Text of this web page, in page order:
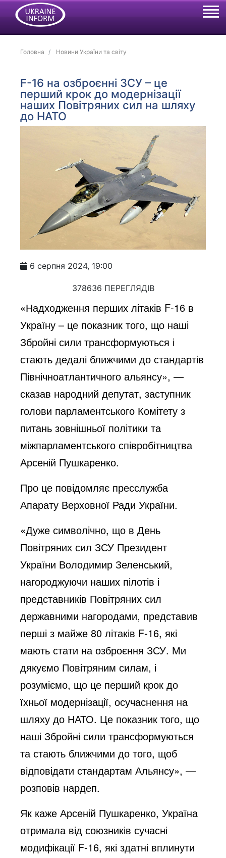
Головна Новини України та світу
F-16 на озброєнні ЗСУ – це
перший крок до модернізації
наших Повітряних сил на шляху
до НАТО
6 серпня 2024, 19:00
378636 ПЕРЕГЛЯДІВ
«Надходження перших літаків F-16 в
Україну – це показник того, що наші
Збройні сили трансформуються і
стають дедалі ближчими до стандартів
Північноатлантичного альянсу», —
сказав народний депутат, заступник
голови парламентського Комітету з
питань зовнішньої політики та
міжпарламентського співробітництва
Арсеній Пушкаренко.
Про це повідомляє пресслужба
Апарату Верховної Ради України.
«Дуже символічно, що в День
Повітряних сил ЗСУ Президент
України Володимир Зеленський,
нагороджуючи наших пілотів і
представників Повітряних сил
державними нагородами, представив
перші з майже 80 літаків F-16, які
мають стати на озброєння ЗСУ. Ми
дякуємо Повітряним силам, і
розуміємо, що це перший крок до
їхньої модернізації, осучаснення на
шляху до НАТО. Це показник того, що
наші Збройні сили трансформуються
та стають ближчими до того, щоб
відповідати стандартам Альянсу», —
розповів нардеп.
Як каже Арсеній Пушкаренко, Україна
отримала від союзників сучасні
модифікації F-16, які здатні вплинути